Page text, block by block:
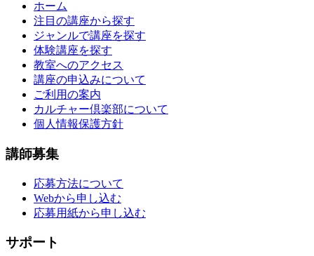
ホーム
注目の講座から探す
ジャンルで講座を探す
体験講座を探す
教室へのアクセス
講座の申込みについて
ご利用の案内
カルチャー倶楽部について
個人情報保護方針
講師募集
応募方法について
Webから申し込む
応募用紙から申し込む
サポート